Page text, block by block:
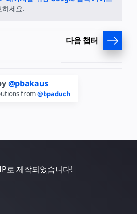
하세요.
다음 챕터
@pbakaus
from@bpaduch
로 제작되었습니다!